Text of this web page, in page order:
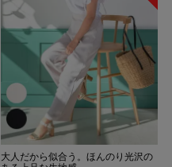
大人だから似合う。ほんのり光沢の